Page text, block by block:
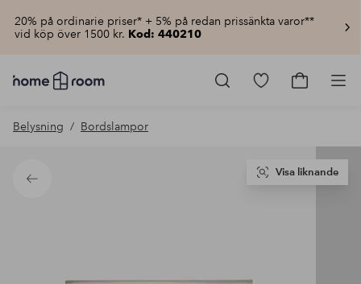
20% på ordinarie priser* + 5% på redan prissänkta varor**
vid köp över 1500 kr. Kod: 440210
Homeroom
–
hemmet
pris
Gå
Gå
Belysning Bordslampor
Tillbaka
Visa liknande